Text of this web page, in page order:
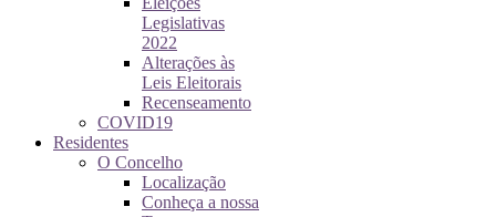
Legislativas
2022
Alterações às
Leis Eleitorais
Recenseamento
COVID19
Residentes
O Concelho
Localização
Conheça a nossa